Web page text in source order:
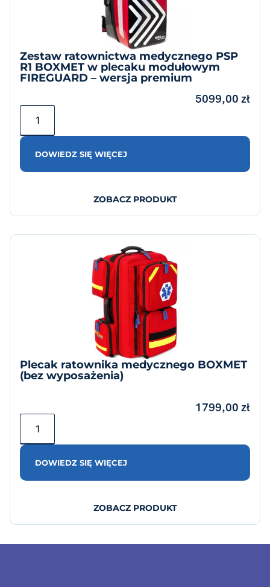
Zestaw ratownictwa medycznego PSP
R1 BOXMET w plecaku modułowym
FIREGUARD – wersja premium
5099,00 zł
DOWIEDZ SIĘ WIĘCEJ
ZOBACZ PRODUKT
Plecak ratownika medycznego BOXMET
(bez wyposażenia)
1799,00 zł
DOWIEDZ SIĘ WIĘCEJ
ZOBACZ PRODUKT